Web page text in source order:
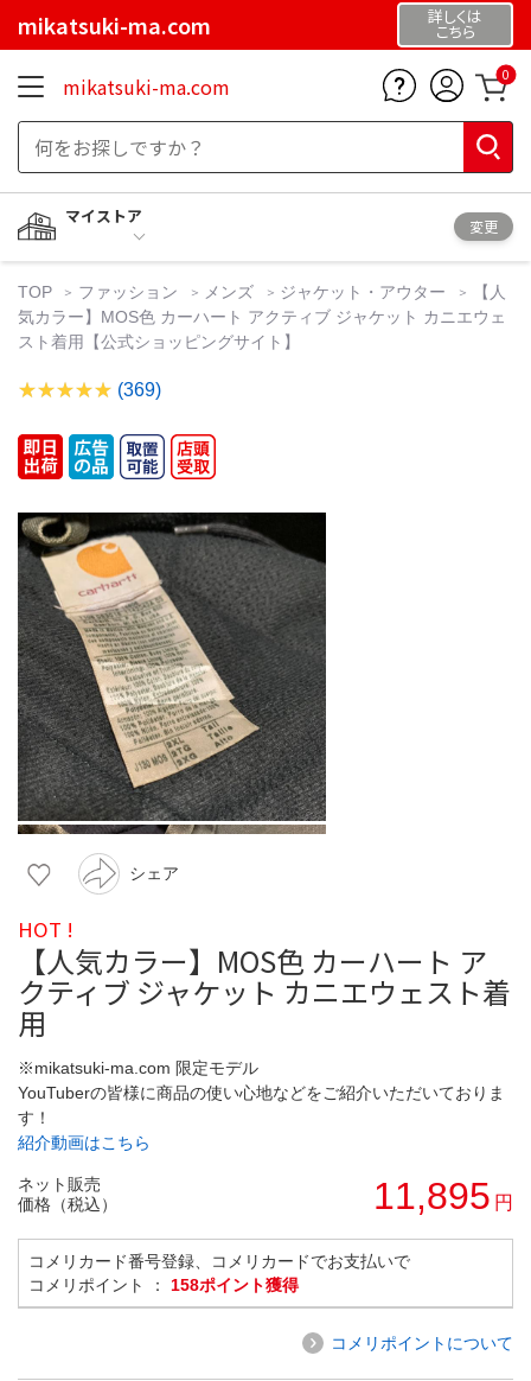
mikatsuki-ma.com 詳しくは
こちら
mikatsuki-ma.com 0
マイストア
変更
TOP ファッション メンズ ジャケット・アウター
【人
気カラー】MOS色 カーハート アクティブ ジャケット カニエウェ
スト着用【公式ショッピングサイト】
(369)
シェア
HOT !
【人気カラー】MOS色 カーハート ア
クティブ ジャケット カニエウェスト着
用
※mikatsuki-ma.com 限定モデル
YouTuberの皆様に商品の使い心地などをご紹介いただいておりま
す！
紹介動画はこちら
ネット販売
価格（税込）
11,895 円
コメリカード番号登録、コメリカードでお支払いで
コメリポイント ： 158ポイント獲得
コメリポイントについて